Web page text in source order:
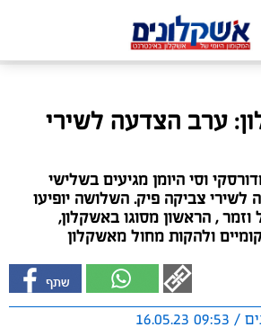
ערב הצדעה לשירי
וסי היומן מגיעים בשלישי
לשירי צביקה פיק. השלושה יופיעו
, הראשון מסוגו באשקלון,
ולהקות מחול מאשקלון